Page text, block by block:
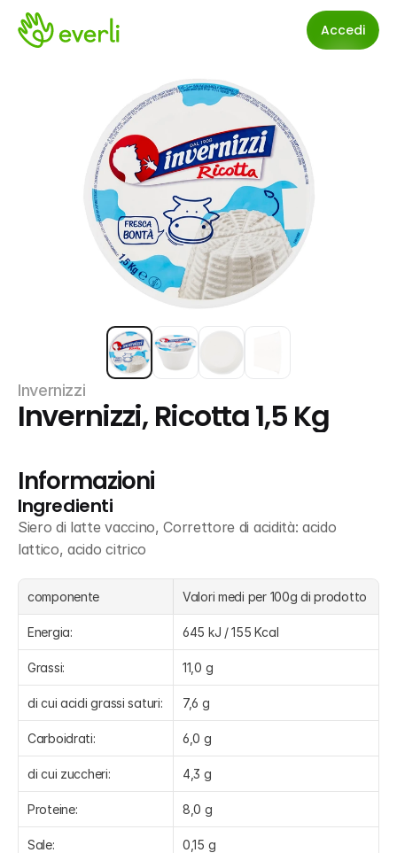
Accedi
Invernizzi
Invernizzi, Ricotta 1,5 Kg
Informazioni
Ingredienti
Siero di latte vaccino, Correttore di acidità: acido
lattico, acido citrico
componente Valori medi per 100g di prodotto
Energia: 645 kJ / 155 Kcal
Grassi: 11,0 g
di cui acidi grassi saturi: 7,6 g
Carboidrati: 6,0 g
di cui zuccheri: 4,3 g
Proteine: 8,0 g
Sale: 0,15 g